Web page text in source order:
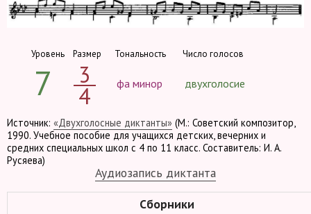
Уровень
7
Размер
3
4
Тональность
фа минор
Число голосов
двухголосие
Источник: «Двухголосные диктанты» (М.: Советский композитор,
1990. Учебное пособие для учащихся детских, вечерних и
средних специальных школ с 4 по 11 класс. Составитель: И. А.
Русяева)
Аудиозапись диктанта
Сборники